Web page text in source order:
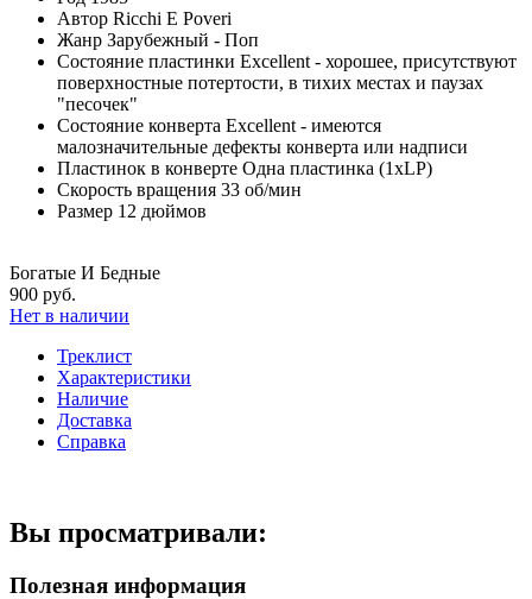
Автор Ricchi E Poveri
Жанр Зарубежный - Поп
Состояние пластинки Excellent - хорошее, присутствуют
поверхностные потертости, в тихих местах и паузах
"песочек"
Состояние конверта Excellent - имеются
малозначительные дефекты конверта или надписи
Пластинок в конверте Одна пластинка (1xLP)
Скорость вращения 33 об/мин
Размер 12 дюймов
Богатые И Бедные
900 руб.
Нет в наличии
Треклист
Характеристики
Наличие
Доставка
Справка
Вы просматривали:
Полезная информация